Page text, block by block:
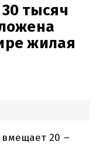
тысяч
жилая
20 –